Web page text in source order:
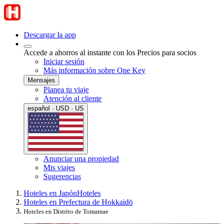
Descargar la app
Accede a ahorros al instante con los Precios para socios
Iniciar sesión
Más información sobre One Key
Mensajes
Planea tu viaje
Atención al cliente
español · USD · US
Anunciar una propiedad
Mis viajes
Sugerencias
Hoteles en JapónHoteles
Hoteles en Prefectura de Hokkaidō
Hoteles en Distrito de Tomamae